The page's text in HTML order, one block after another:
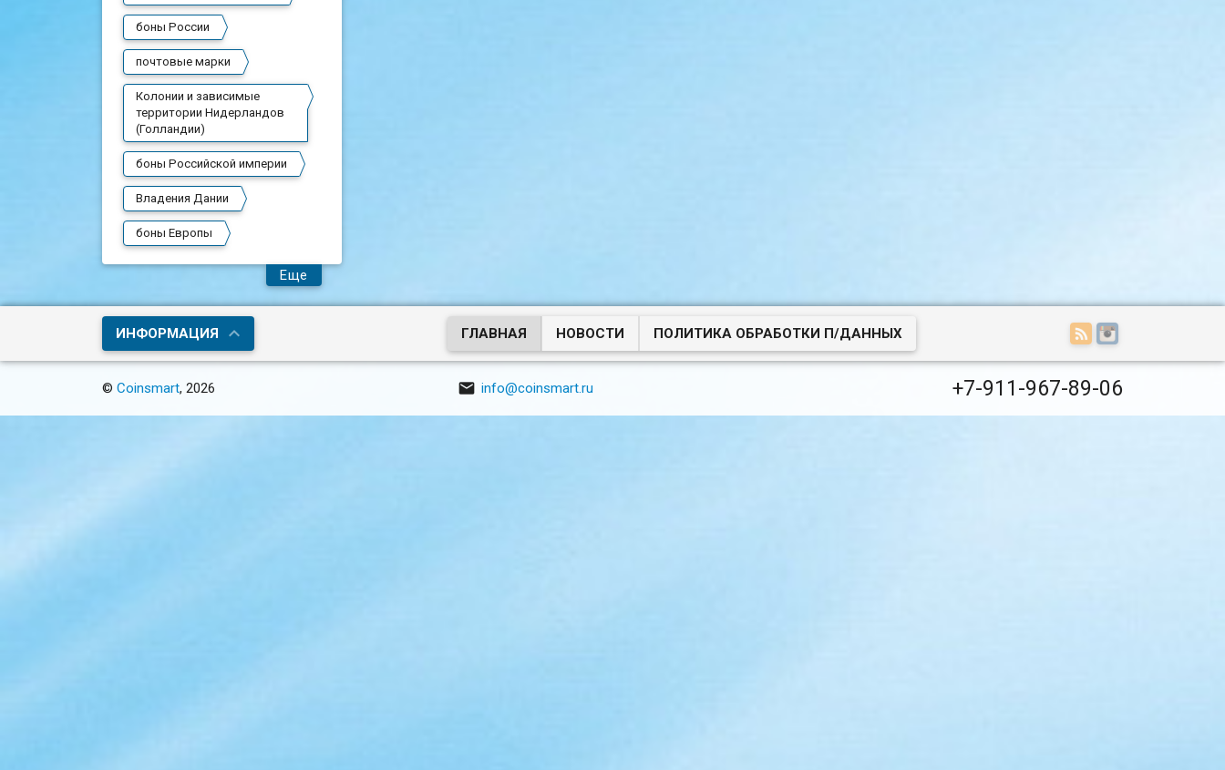
боны России
почтовые марки
Колонии и зависимые
территории Нидерландов
(Голландии)
боны Российской империи
Владения Дании
боны Европы
Еще
ИНФОРМАЦИЯ ГЛАВНАЯ НОВОСТИ ПОЛИТИКА ОБРАБОТКИ П/ДАННЫХ
©Coinsmart, 2026  info@coinsmart.ru +7-911-967-89-06